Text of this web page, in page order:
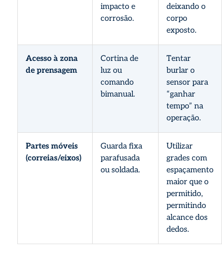
impacto e
corrosão.
deixando o
corpo
exposto.
Acesso à zona
de prensagem
Cortina de
luz ou
comando
bimanual.
Tentar
burlar o
sensor para
“ganhar
tempo” na
operação.
Partes móveis
(correias/eixos)
Guarda fixa
parafusada
ou soldada.
Utilizar
grades com
espaçamento
maior que o
permitido,
permitindo
alcance dos
dedos.